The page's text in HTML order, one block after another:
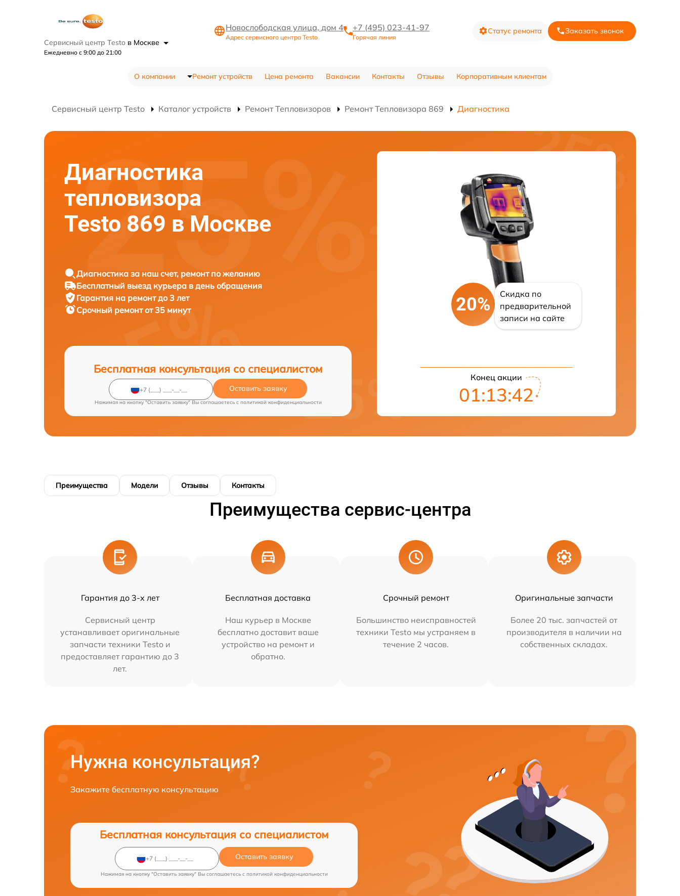
Сервисный центр Testo в Москве
Ежедневно с 9:00 до 21:00
Новослободская улица, дом 4
Адрес сервисного центра Testo
+7 (495) 023-41-97
Горячая линия
Статус ремонта Заказать звонок
О компании Ремонт устройств Цена ремонта Вакансии Контакты Отзывы Корпоративным клиентам
Сервисный центр Testo Каталог устройств Ремонт Тепловизоров Ремонт Тепловизора 869 Диагностика
Диагностика
тепловизора
Testo 869 в Москве
Диагностика за наш счет, ремонт по желанию
Бесплатный выезд курьера в день обращения
Гарантия на ремонт до 3 лет
Срочный ремонт от 35 минут
Бесплатная консультация со специалистом
Оставить заявку
Нажимая на кнопку "Оставить заявку" Вы соглашаетесь c политикой конфиденциальности
20%
Скидка по
предварительной
записи на сайте
Конец акции
01:13:41
Преимущества Модели Отзывы Контакты
Преимущества сервис-центра
Гарантия до 3-х лет
Сервисный центр
устанавливает оригинальные
запчасти техники Testo и
предоставляет гарантию до 3
лет.
Бесплатная доставка
Наш курьер в Москве
бесплатно доставит ваше
устройство на ремонт и
обратно.
Срочный ремонт
Большинство неисправностей
техники Testo мы устраняем в
течение 2 часов.
Оригинальные запчасти
Более 20 тыс. запчастей от
производителя в наличии на
собственных складах.
Нужна консультация?
Закажите бесплатную консультацию
Бесплатная консультация со специалистом
Оставить заявку
Нажимая на кнопку "Оставить заявку" Вы соглашаетесь c политикой конфиденциальности